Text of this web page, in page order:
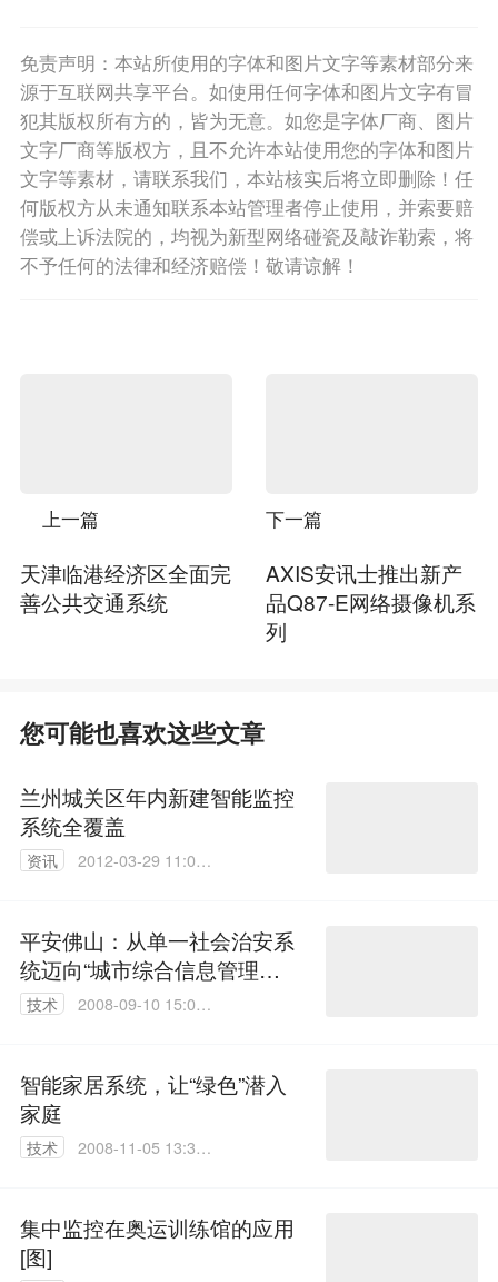
免责声明：本站所使用的字体和图片文字等素材部分来
源于互联网共享平台。如使用任何字体和图片文字有冒
犯其版权所有方的，皆为无意。如您是字体厂商、图片
文字厂商等版权方，且不允许本站使用您的字体和图片
文字等素材，请联系我们，本站核实后将立即删除！任
何版权方从未通知联系本站管理者停止使用，并索要赔
偿或上诉法院的，均视为新型网络碰瓷及敲诈勒索，将
不予任何的法律和经济赔偿！敬请谅解！
上一篇
天津临港经济区全面完
善公共交通系统
下一篇
AXIS安讯士推出新产
品Q87-E网络摄像机系
列
您可能也喜欢这些文章
兰州城关区年内新建智能监控
系统全覆盖
资讯
2012-03-29 11:09:
平安佛山：从单一社会治安系
统迈向“城市综合信息管理平
台”
技术
2008-09-10 15:02:
智能家居系统，让“绿色”潜入
家庭
技术
2008-11-05 13:36:
集中监控在奥运训练馆的应用
[图]